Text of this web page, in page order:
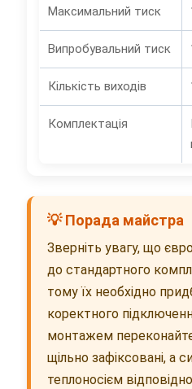
Максимальний тиск
Випробувальний тиск
Кількість виходів
Комплектація
💡 Порада майстра
Зверніть увагу, що
до стандартного
тому їх необхідно
коректного
монтажем
щільно зафіксовані, а
теплоносієм